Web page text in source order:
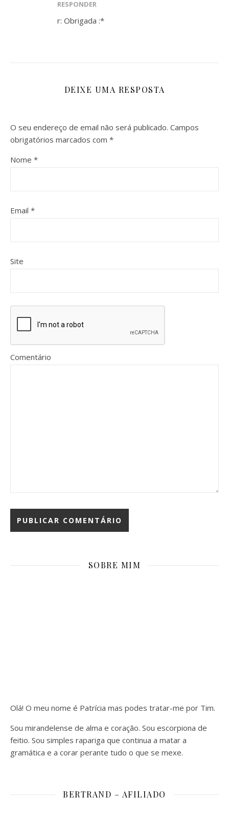
RESPONDER
r: Obrigada :*
DEIXE UMA RESPOSTA
O seu endereço de email não será publicado. Campos
obrigatórios marcados com *
Nome *
Email *
Site
Comentário
SOBRE MIM
Olá! O meu nome é Patrícia mas podes tratar-me por Tim.
Sou mirandelense de alma e coração. Sou escorpiona de
feitio. Sou simples rapariga que continua a matar a
gramática e a corar perante tudo o que se mexe.
BERTRAND – AFILIADO